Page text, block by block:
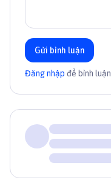
Gửi bình luận
Đăng nhập để bình luận